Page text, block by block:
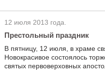
12 июля 2013 года.
Престольный праздник
В пятницу, 12 июля, в храме
Новокрасивое состоялось
святых первоверховных